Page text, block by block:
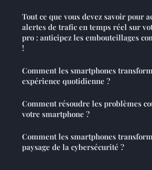
Tout ce que vous devez savoir pour
alertes de trafic en temps réel sur
pro : anticipez les embouteillages
!
Comment les smartphones
expérience quotidienne ?
Comment résoudre les problèmes
votre smartphone ?
Comment les smartphones
paysage de la cybersécurité ?